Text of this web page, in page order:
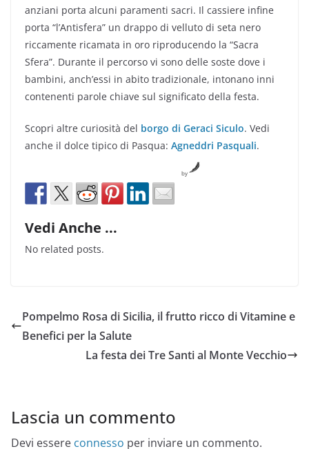
anziani porta alcuni paramenti sacri. Il cassiere infine
porta “l’Antisfera” un drappo di velluto di seta nero
riccamente ricamata in oro riproducendo la “Sacra
Sfera”. Durante il percorso vi sono delle soste dove i
bambini, anch’essi in abito tradizionale, intonano inni
contenenti parole chiave sul significato della festa.
Scopri altre curiosità del borgo di Geraci Siculo. Vedi
anche il dolce tipico di Pasqua: Agneddri Pasquali.
by
Vedi Anche ...
No related posts.
Pompelmo Rosa di Sicilia, il frutto ricco di Vitamine e
Benefici per la Salute
La festa dei Tre Santi al Monte Vecchio
Lascia un commento
Devi essere connesso per inviare un commento.